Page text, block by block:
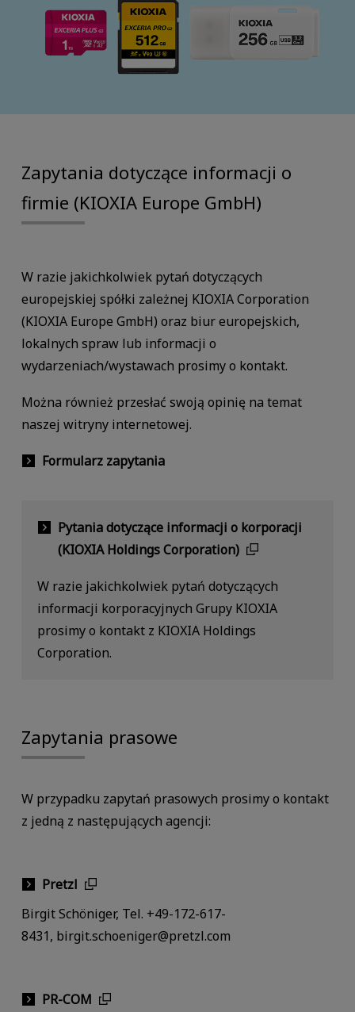
Zapytania dotyczące informacji o
firmie (KIOXIA Europe GmbH)
W razie jakichkolwiek pytań dotyczących
europejskiej spółki zależnej KIOXIA Corporation
(KIOXIA Europe GmbH) oraz biur europejskich,
lokalnych spraw lub informacji o
wydarzeniach/wystawach prosimy o kontakt.
Można również przesłać swoją opinię na temat
naszej witryny internetowej.
Formularz zapytania
Pytania dotyczące informacji o korporacji
(KIOXIA Holdings Corporation)
W razie jakichkolwiek pytań dotyczących
informacji korporacyjnych Grupy KIOXIA
prosimy o kontakt z KIOXIA Holdings
Corporation.
Zapytania prasowe
W przypadku zapytań prasowych prosimy o kontakt
z jedną z następujących agencji:
Pretzl
Birgit Schöniger, Tel. +49-172-617-
8431, birgit.schoeniger@pretzl.com
PR-COM